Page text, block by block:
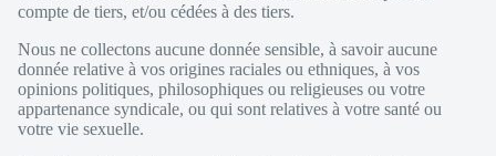
compte de tiers, et/ou cédées à des tiers.
Nous ne collectons aucune donnée sensible, à savoir aucune
donnée relative à vos origines raciales ou ethniques, à vos
opinions politiques, philosophiques ou religieuses ou votre
appartenance syndicale, ou qui sont relatives à votre santé ou
votre vie sexuelle.